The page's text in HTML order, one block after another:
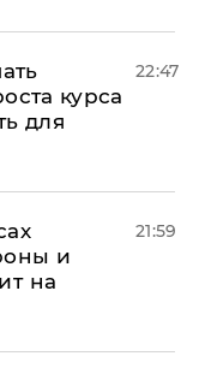
курса
для
22:47
и
на
21:59